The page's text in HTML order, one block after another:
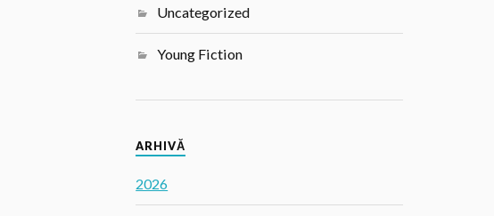
Uncategorized
Young Fiction
ARHIVĂ
2026